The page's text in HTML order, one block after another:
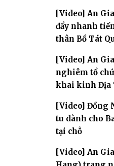
[Video] An
đẩy nhanh
thân Bồ Tát
[Video] An
nghiêm tổ
khai kinh Địa
[Video] Đồng
tu dành cho
tại chỗ
[Video] An